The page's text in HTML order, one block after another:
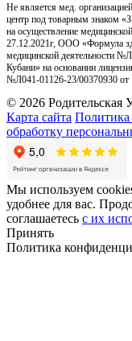
Не является мед.
центр под товарным знаком
на осуществление
27.12.2021г, ООО «Формула
медицинской деятельности
Кубани» на основании
№Л041-01126-23/00370930 от
© 2026 Родительская
Карта сайта Политика
обработку
Мы используем
удобнее для вас.
соглашаетесь с их
Принять
Политика